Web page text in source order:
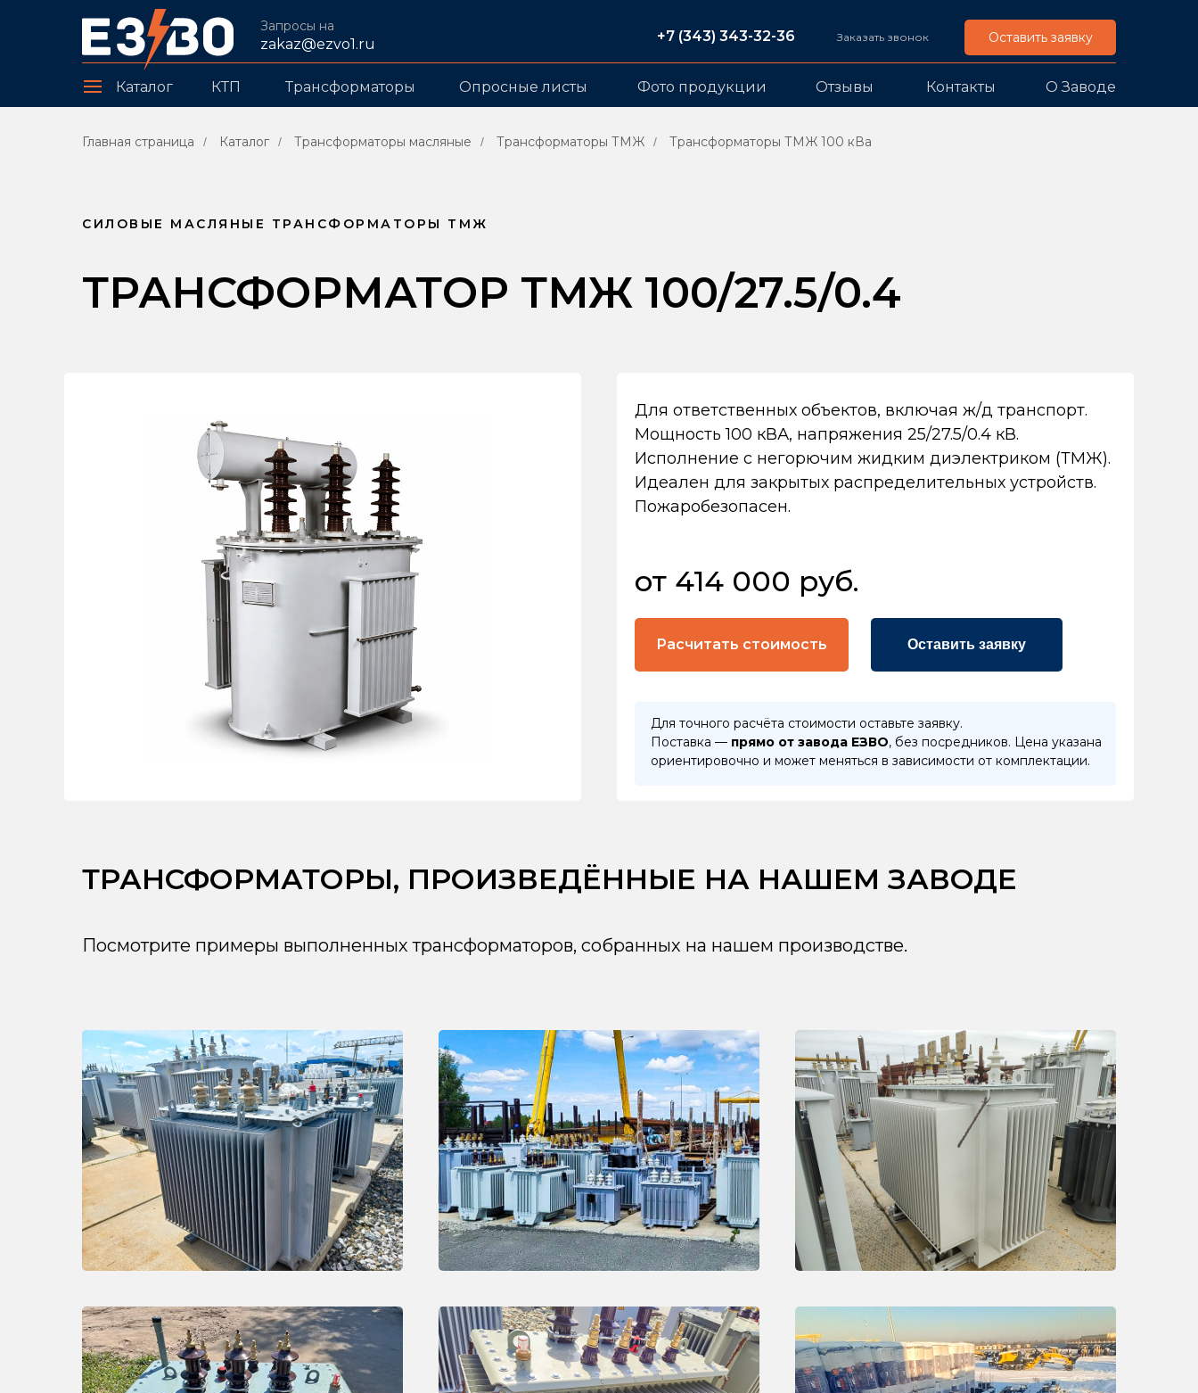
О Заводе
Каталог КТП Трансформаторы Опросные листы Фото продукции Отзывы Контакты
Заказать звонок Оставить заявку
+7 (343) 343-32-36
zakaz@ezvo1.ru
Запросы на
Главная страница / Каталог / Трансформаторы масляные / Трансформаторы ТМЖ / Трансформаторы ТМЖ 100 кВа
СИЛОВЫЕ МАСЛЯНЫЕ ТРАНСФОРМАТОРЫ ТМЖ
ТРАНСФОРМАТОР ТМЖ 100/27.5/0.4
Для ответственных объектов, включая ж/д транспорт.
Мощность 100 кВА, напряжения 25/27.5/0.4 кВ.
Исполнение с негорючим жидким диэлектриком (ТМЖ).
Идеален для закрытых распределительных устройств.
Пожаробезопасен.
от 414 000 руб.
Для точного расчёта стоимости оставьте заявку.
Поставка — прямо от завода ЕЗВО, без посредников. Цена указана
ориентировочно и может меняться в зависимости от комплектации.
Расчитать стоимость Оставить заявку
ТРАНСФОРМАТОРЫ, ПРОИЗВЕДЁННЫЕ НА НАШЕМ ЗАВОДЕ
Посмотрите примеры выполненных трансформаторов, собранных на нашем производстве.